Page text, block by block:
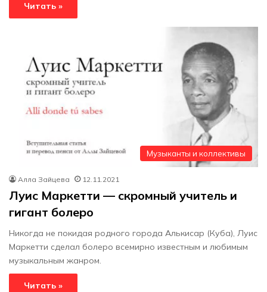
Читать »
Музыканты и коллективы
Алла Зайцева 12.11.2021
Луис Маркетти — скромный учитель и
гигант болеро
Никогда не покидая родного города Алькисар (Куба), Луис
Маркетти сделал болеро всемирно известным и любимым
музыкальным жанром.
Читать »